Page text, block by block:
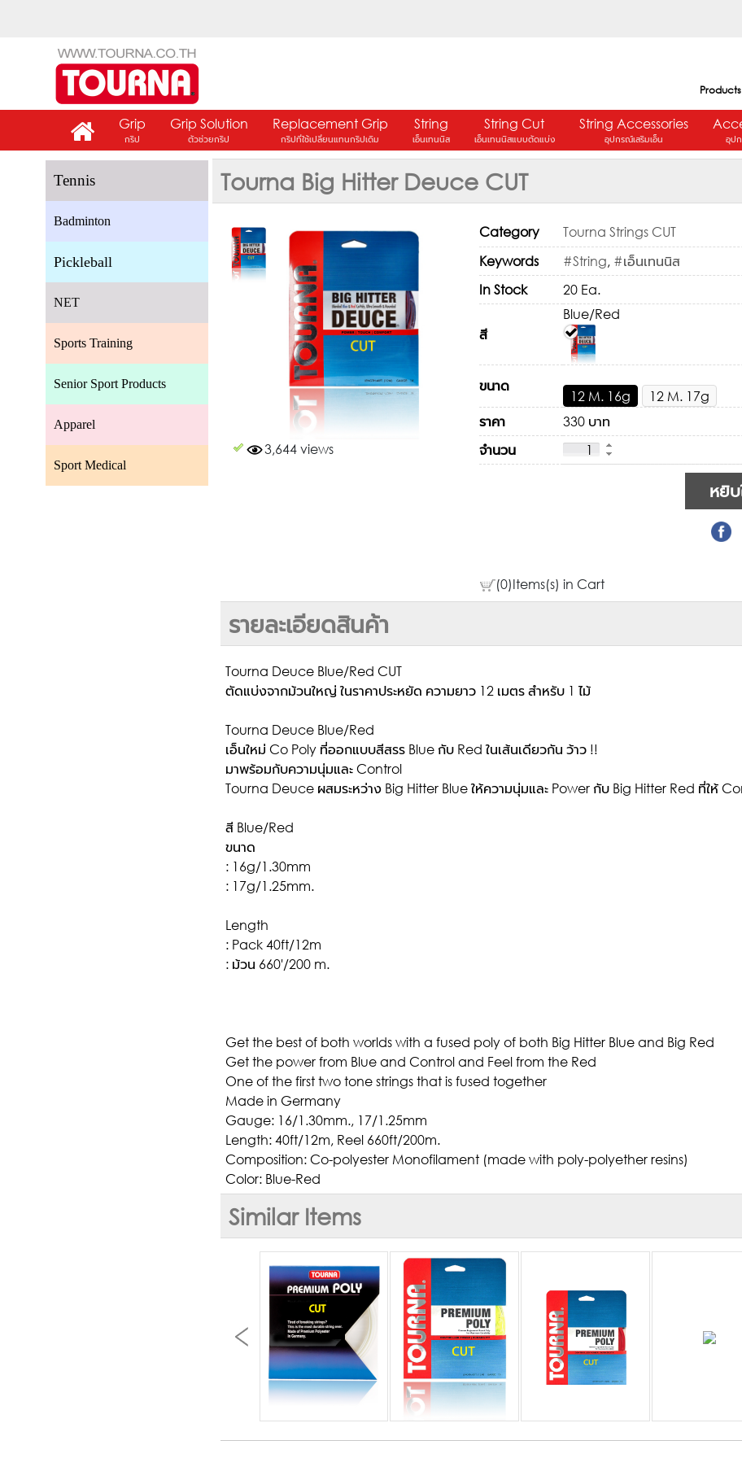
Grip
กริป
Grip Solution
ตัวช่วยกริป
Replacement Grip
กริปที่ใช้เปลี่ยนแทนกริปเดิม
String
เอ็นเทนนิส
String Cut
เอ็นเทนนิสแบบตัดแบ่ง
String Accessories
อุปกรณ์เสริมเอ็น อุป
Tennis
Badminton
Pickleball
NET
Sports Training
Senior Sport Products
Apparel
Sport Medical
Tourna Big Hitter Deuce CUT
3,644 views
Category
Tourna Strings CUT
Keywords
#String, #เอ็นเทนนิส
In Stock
20 Ea.
สี
Blue/Red
ขนาด
12 M. 16g
12 M. 17g
ราคา
330 บาท
จำนวน
(0)Items(s) in Cart
รายละเอียดสินค้า
Tourna Deuce Blue/Red CUT
ตัดแบ่งจากม้วนใหญ่ ในราคาประหยัด ความยาว 12 เมตร สำหรับ 1 ไม้
Tourna Deuce Blue/Red
เอ็นใหม่ Co Poly ที่ออกแบบสีสรร Blue กับ Red ในเส้นเดียวกัน ว้าว !!
มาพร้อมกับความนุ่มและ Control
Tourna Deuce ผสมระหว่าง Big Hitter Blue ให้ความนุ่มและ Power กับ Big Hitter Red ที่ให้
สี Blue/Red
ขนาด
: 16g/1.30mm
: 17g/1.25mm.
Length
: Pack 40ft/12m
: ม้วน 660'/200 m.
Get the best of both worlds with a fused poly of both Big Hitter Blue and Big Red
Get the power from Blue and Control and Feel from the Red
One of the first two tone strings that is fused together
Made in Germany
Gauge: 16/1.30mm., 17/1.25mm
Length: 40ft/12m, Reel 660ft/200m.
Composition: Co-polyester Monofilament (made with poly-polyether resins)
Color: Blue-Red
Similar Items